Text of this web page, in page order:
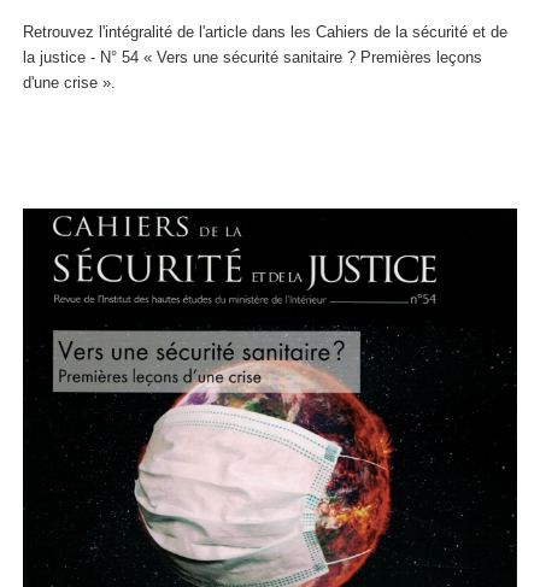
Retrouvez l'intégralité de l'article dans les Cahiers de la sécurité et de
la justice - N° 54 « Vers une sécurité sanitaire ? Premières leçons
d'une crise ».